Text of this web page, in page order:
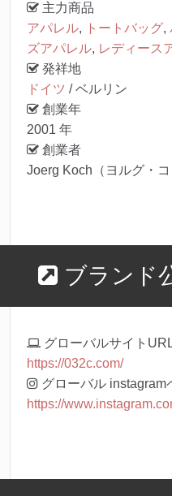
主力商品
アパレル, トートバッグ,
ズアパレル, レディース
発祥地
ドイツ / ベルリン
創業年
2001 年
創業者
Joerg Koch（ヨルグ・
ブランド
グローバルサイト
https://032c.com/
グローバル instagram
https://